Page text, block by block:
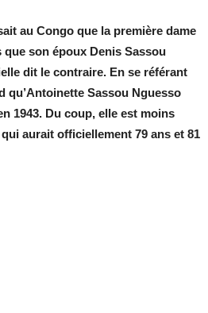
au Congo que la première dame
son époux Denis Sassou
dit le contraire. En se référant
qu’Antoinette Sassou Nguesso
1943. Du coup, elle est moins
aurait officiellement 79 ans et 81